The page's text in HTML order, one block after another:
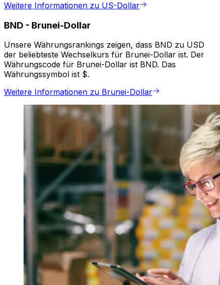
Weitere Informationen zu US-Dollar
BND - Brunei-Dollar
Unsere Währungsrankings zeigen, dass BND zu USD
der beliebteste Wechselkurs für Brunei-Dollar ist. Der
Währungscode für Brunei-Dollar ist BND. Das
Währungssymbol ist $.
Weitere Informationen zu Brunei-Dollar